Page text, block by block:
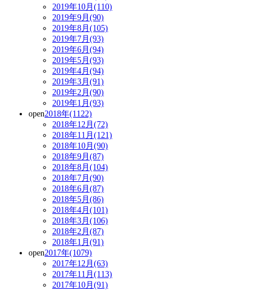
2019年10月(110)
2019年9月(90)
2019年8月(105)
2019年7月(93)
2019年6月(94)
2019年5月(93)
2019年4月(94)
2019年3月(91)
2019年2月(90)
2019年1月(93)
open2018年(1122)
2018年12月(72)
2018年11月(121)
2018年10月(90)
2018年9月(87)
2018年8月(104)
2018年7月(90)
2018年6月(87)
2018年5月(86)
2018年4月(101)
2018年3月(106)
2018年2月(87)
2018年1月(91)
open2017年(1079)
2017年12月(63)
2017年11月(113)
2017年10月(91)